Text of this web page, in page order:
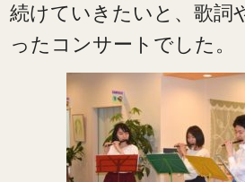
続けていきたいと、歌詞
ったコンサートでした。